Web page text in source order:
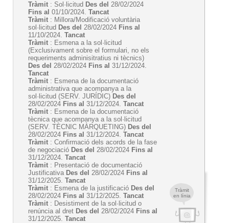
Tràmit
en línia
Tràmit : Sol·licitud Des del 28/02/2024
Fins al 01/10/2024. Tancat
Tràmit : Millora/Modificació voluntària
sol·licitud Des del 28/02/2024 Fins al
11/10/2024. Tancat
Tràmit : Esmena a la sol·licitud
(Exclusivament sobre el formulari, no els
requeriments adminisitratius ni tècnics)
Des del 28/02/2024 Fins al 31/12/2024.
Tancat
Tràmit : Esmena de la documentació
administrativa que acompanya a la
sol·licitud (SERV. JURÍDIC) Des del
28/02/2024 Fins al 31/12/2024. Tancat
Tràmit : Esmena de la documentació
tècnica que acompanya a la sol·licitud
(SERV. TÈCNIC MÀRQUETING) Des del
28/02/2024 Fins al 31/12/2024. Tancat
Tràmit : Confirmació dels acords de la fase
de negociació Des del 28/02/2024 Fins al
31/12/2024. Tancat
Tràmit : Presentació de documentació
Justificativa Des del 28/02/2024 Fins al
31/12/2025. Tancat
Tràmit : Esmena de la justificació Des del
28/02/2024 Fins al 31/12/2025. Tancat
Tràmit : Desistiment de la sol·licitud o
renúncia al dret Des del 28/02/2024 Fins al
31/12/2025. Tancat